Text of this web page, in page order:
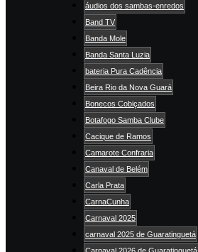
áudios dos sambas-enredos
Band TV
Banda Mole
Banda Santa Luzia
bateria Pura Cadência
Beira Rio da Nova Guará
Bonecos Cobiçados
Botafogo Samba Clube
Cacique de Ramos
Camarote Confraria
Canaval de Belém
Carla Prata
CarnaCunha
Carnaval 2025
carnaval 2025 de Guaratinguetá